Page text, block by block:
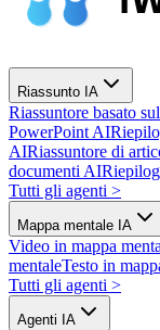
Riassunto IA
Riassuntore basato
PowerPoint AI
AIRiassuntore di
documenti AI
Tutti gli agenti >
Mappa mentale IA
Video in mappa
mentaleTesto in
Tutti gli agenti >
Agenti IA